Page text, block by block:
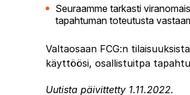
Seuraamme tarkasti
tapahtuman toteutusta
Valtaosaan FCG:n
käyttöösi, osallistuitpa
Uutista päivittetty 1.11.2022.